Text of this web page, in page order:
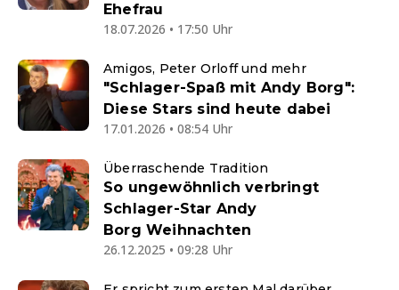
Ehefrau
18.07.2026 • 17:50 Uhr
Amigos, Peter Orloff und mehr
"Schlager-Spaß mit Andy Borg":
Diese Stars sind heute dabei
17.01.2026 • 08:54 Uhr
Überraschende Tradition
So ungewöhnlich verbringt
Schlager-Star Andy
Borg Weihnachten
26.12.2025 • 09:28 Uhr